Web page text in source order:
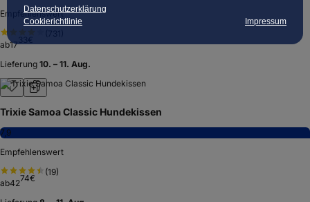
Datenschutzerklärung
Cookierichtlinie
Impressum
Empfehlenswert
ab17
Lieferung 10. – 11. Aug.
Trixie Samoa Classic Hundekissen
7,9
Empfehlenswert
(19)
ab4274€